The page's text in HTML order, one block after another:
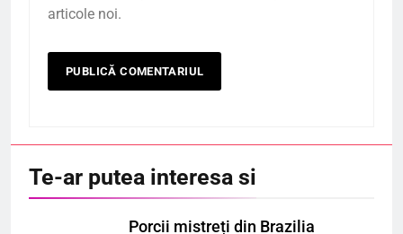
articole noi.
Te-ar putea interesa si
Porcii mistreți din Brazilia